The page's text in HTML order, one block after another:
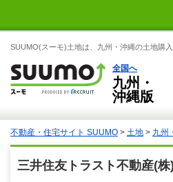
SUUMO(スーモ)土地は、九州・沖縄の土地購
全国へ
九州・
沖縄版
不動産・住宅サイト SUUMO > 土地 > 九州
三井住友トラスト不動産(